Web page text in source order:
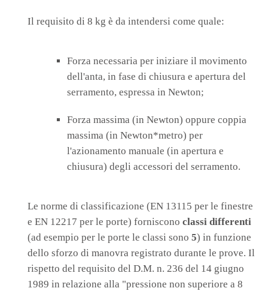
Il requisito di 8 kg è da intendersi come quale:
Forza necessaria per iniziare il movimento
dell'anta, in fase di chiusura e apertura del
serramento, espressa in Newton;
Forza massima (in Newton) oppure coppia
massima (in Newton*metro) per
l'azionamento manuale (in apertura e
chiusura) degli accessori del serramento.
Le norme di classificazione (EN 13115 per le finestre
e EN 12217 per le porte) forniscono classi differenti
(ad esempio per le porte le classi sono 5) in funzione
dello sforzo di manovra registrato durante le prove. Il
rispetto del requisito del D.M. n. 236 del 14 giugno
1989 in relazione alla "pressione non superiore a 8